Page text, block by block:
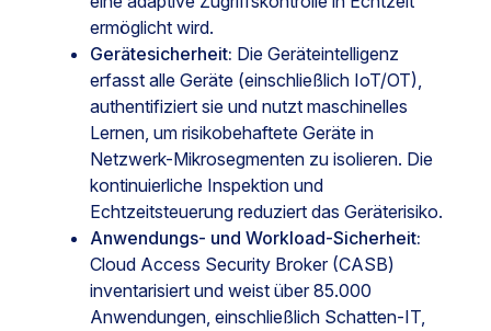
ermöglicht wird.
Gerätesicherheit: Die Geräteintelligenz
erfasst alle Geräte (einschließlich IoT/OT),
authentifiziert sie und nutzt maschinelles
Lernen, um risikobehaftete Geräte in
Netzwerk-Mikrosegmenten zu isolieren. Die
kontinuierliche Inspektion und
Echtzeitsteuerung reduziert das Geräterisiko.
Anwendungs- und Workload-Sicherheit:
Cloud Access Security Broker (CASB)
inventarisiert und weist über 85.000
Anwendungen, einschließlich Schatten-IT,